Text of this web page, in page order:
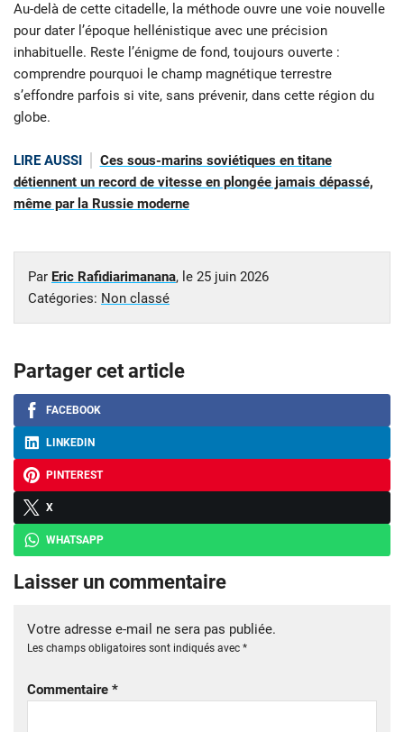
Au-delà de cette citadelle, la méthode ouvre une voie nouvelle
pour dater l’époque hellénistique avec une précision
inhabituelle. Reste l’énigme de fond, toujours ouverte :
comprendre pourquoi le champ magnétique terrestre
s’effondre parfois si vite, sans prévenir, dans cette région du
globe.
LIRE AUSSI
Ces sous-marins soviétiques en titane
détiennent un record de vitesse en plongée jamais dépassé,
même par la Russie moderne
Par Eric Rafidiarimanana, le 25 juin 2026
Catégories: Non classé
Partager cet article
FACEBOOK
LINKEDIN
PINTEREST
X
WHATSAPP
Laisser un commentaire
Votre adresse e-mail ne sera pas publiée.
Les champs obligatoires sont indiqués avec *
Commentaire *